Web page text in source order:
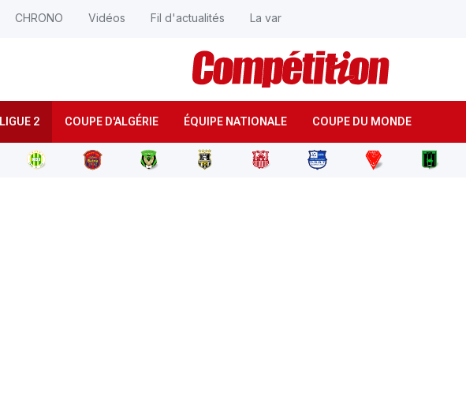
LIGUE 2 COUPE D'ALGÉRIE ÉQUIPE NATIONALE COUPE DU MONDE
CHRONO Vidéos Fil d'actualités La var